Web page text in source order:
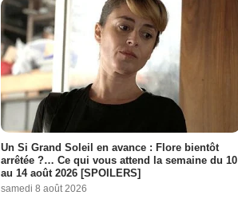
Un Si Grand Soleil en avance : Flore bientôt
arrêtée ?… Ce qui vous attend la semaine du 10
au 14 août 2026 [SPOILERS]
samedi 8 août 2026